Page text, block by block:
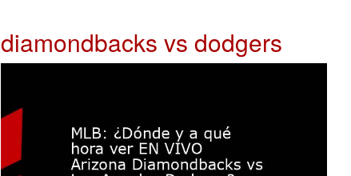
diamondbacks vs dodgers